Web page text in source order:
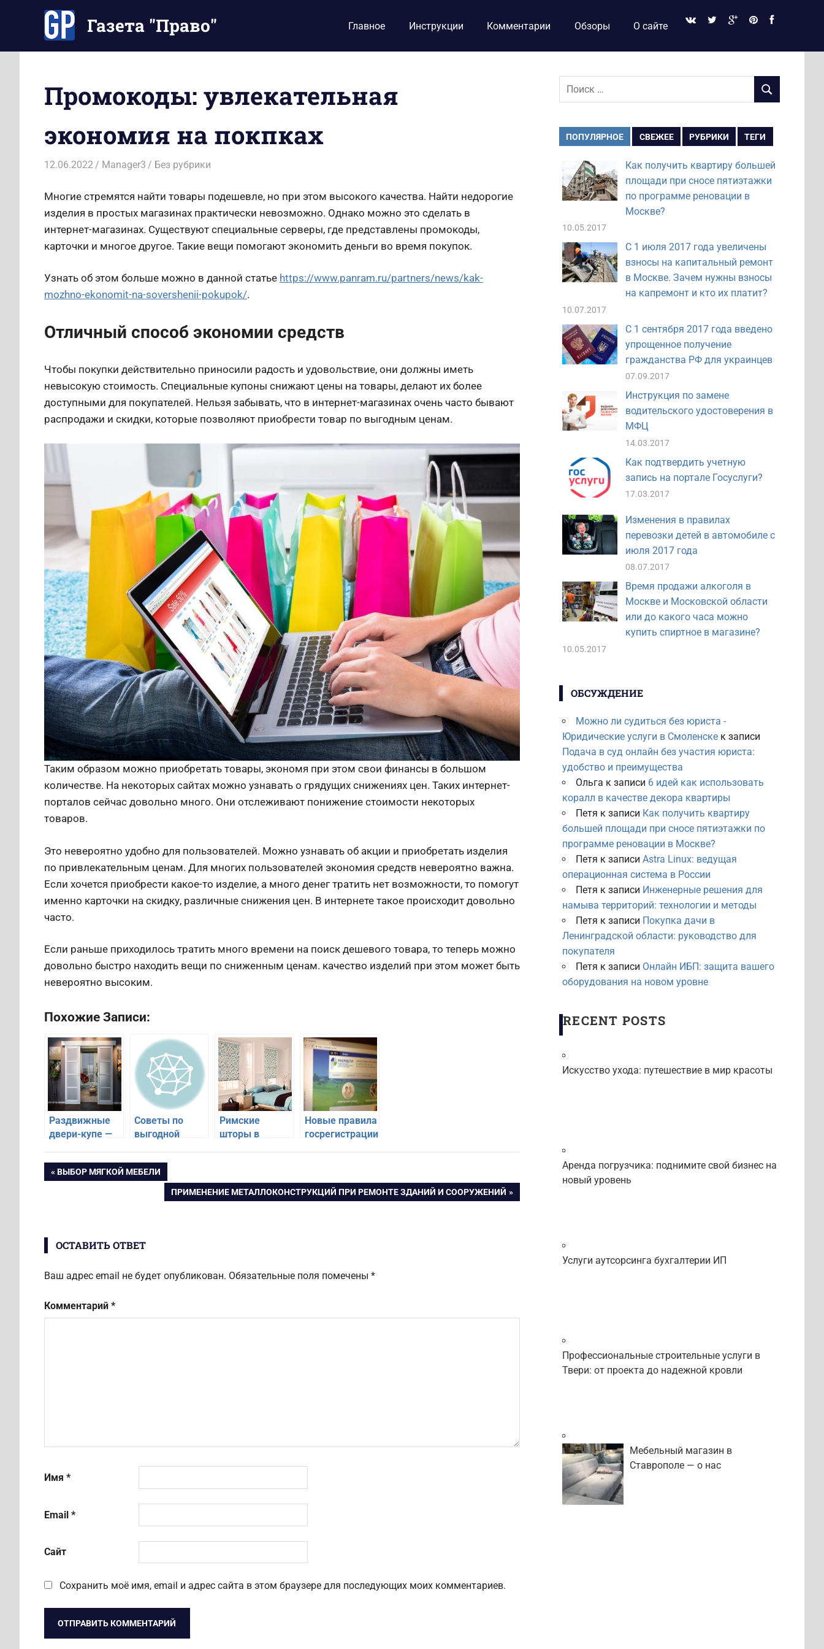
содержимому
Газета "Право"
Ваше
время
Главное Инструкции Комментарии Обзоры О сайте
Промокоды: увлекательная
экономия на покпках
12.06.2022 Manager3 Без рубрики
Многие стремятся найти товары подешевле, но при этом высокого качества. Найти недорогие
изделия в простых магазинах практически невозможно. Однако можно это сделать в
интернет-магазинах. Существуют специальные серверы, где представлены промокоды,
карточки и многое другое. Такие вещи помогают экономить деньги во время покупок.
Узнать об этом больше можно в данной статье https://www.panram.ru/partners/news/kak-
mozhno-ekonomit-na-sovershenii-pokupok/.
Отличный способ экономии средств
Чтобы покупки действительно приносили радость и удовольствие, они должны иметь
невысокую стоимость. Специальные купоны снижают цены на товары, делают их более
доступными для покупателей. Нельзя забывать, что в интернет-магазинах очень часто бывают
распродажи и скидки, которые позволяют приобрести товар по выгодным ценам.
Таким образом можно приобретать товары, экономя при этом свои финансы в большом
количестве. На некоторых сайтах можно узнавать о грядущих снижениях цен. Таких интернет-
порталов сейчас довольно много. Они отслеживают понижение стоимости некоторых
товаров.
Это невероятно удобно для пользователей. Можно узнавать об акции и приобретать изделия
по привлекательным ценам. Для многих пользователей экономия средств невероятно важна.
Если хочется приобрести какое-то изделие, а много денег тратить нет возможности, то помогут
именно карточки на скидку, различные снижения цен. В интернете такое происходит довольно
часто.
Если раньше приходилось тратить много времени на поиск дешевого товара, то теперь можно
довольно быстро находить вещи по сниженным ценам. качество изделий при этом может быть
невероятно высоким.
Похожие Записи:
Раздвижные
двери-купе —
пространства
или неудачная
Советы по
выгодной
авиабилетов
Римские
шторы в
Новые правила
госрегистрации
Навигация
ПРЕДЫДУЩАЯ
ВЫБОР МЯГКОЙ МЕБЕЛИ
СЛЕДУЮЩАЯ
ПРИМЕНЕНИЕ МЕТАЛЛОКОНСТРУКЦИЙ ПРИ РЕМОНТЕ ЗДАНИЙ И СООРУЖЕНИЙ
ОСТАВИТЬ ОТВЕТ
Ваш адрес email не будет опубликован. Обязательные поля помечены *
Комментарий *
Имя *
Email *
Сайт
Сохранить моё имя, email и адрес сайта в этом браузере для последующих моих комментариев.
Поиск
ПОИСК
ПОПУЛЯРНОЕ СВЕЖЕЕ РУБРИКИ ТЕГИ
Как получить квартиру большей
площади при сносе пятиэтажки
по программе реновации в
Москве?
10.05.2017
С 1 июля 2017 года увеличены
взносы на капитальный ремонт
в Москве. Зачем нужны взносы
на капремонт и кто их платит?
10.07.2017
С 1 сентября 2017 года введено
упрощенное получение
гражданства РФ для украинцев
07.09.2017
Инструкция по замене
водительского удостоверения в
МФЦ
14.03.2017
Как подтвердить учетную
запись на портале Госуслуги?
17.03.2017
Изменения в правилах
перевозки детей в автомобиле с
июля 2017 года
08.07.2017
Время продажи алкоголя в
Москве и Московской области
или до какого часа можно
купить спиртное в магазине?
10.05.2017
ОБСУЖДЕНИЕ
Можно ли судиться без юриста -
Юридические услуги в Смоленскек записи
Подача в суд онлайн без участия юриста:
удобство и преимущества
Ольга к записи 6 идей как использовать
коралл в качестве декора квартиры
Петя к записи Как получить квартиру
большей площади при сносе пятиэтажки по
программе реновации в Москве?
Петя к записи Astra Linux: ведущая
операционная система в России
Петя к записи Инженерные решения для
намыва территорий: технологии и методы
Петя к записи Покупка дачи в
Ленинградской области: руководство для
покупателя
Петя к записи Онлайн ИБП: защита вашего
оборудования на новом уровне
RECENT POSTS
Искусство ухода: путешествие в мир красоты
Аренда погрузчика: поднимите свой бизнес на
новый уровень
Услуги аутсорсинга бухгалтерии ИП
Профессиональные строительные услуги в
Твери: от проекта до надежной кровли
Мебельный магазин в
Ставрополе — о нас